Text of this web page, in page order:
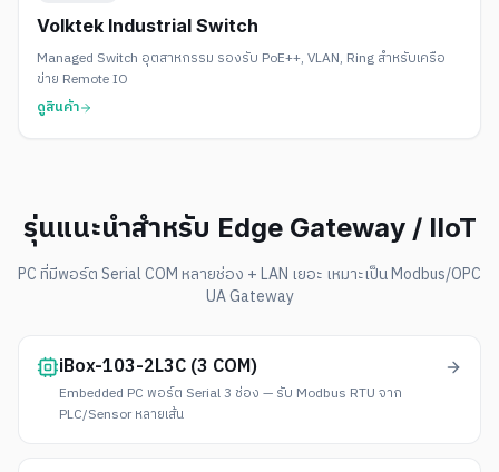
Volktek Industrial Switch
Managed Switch อุตสาหกรรม รองรับ PoE++, VLAN, Ring สำหรับเครือ
ข่าย Remote IO
ดูสินค้า
รุ่นแนะนำสำหรับ Edge Gateway / IIoT
PC ที่มีพอร์ต Serial COM หลายช่อง + LAN เยอะ เหมาะเป็น Modbus/OPC
UA Gateway
iBox-103-2L3C (3 COM)
Embedded PC พอร์ต Serial 3 ช่อง — รับ Modbus RTU จาก
PLC/Sensor หลายเส้น